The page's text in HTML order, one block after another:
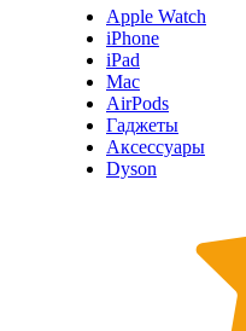
Apple Watch
iPhone
iPad
Mac
AirPods
Гаджеты
Аксессуары
Dyson